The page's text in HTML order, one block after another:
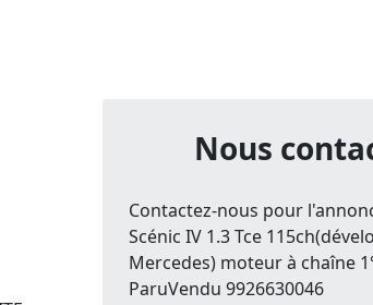
Nous
Contactez-nous pour
Scénic IV 1.3 Tce
Mercedes) moteur à chaîne
ParuVendu 9926630046